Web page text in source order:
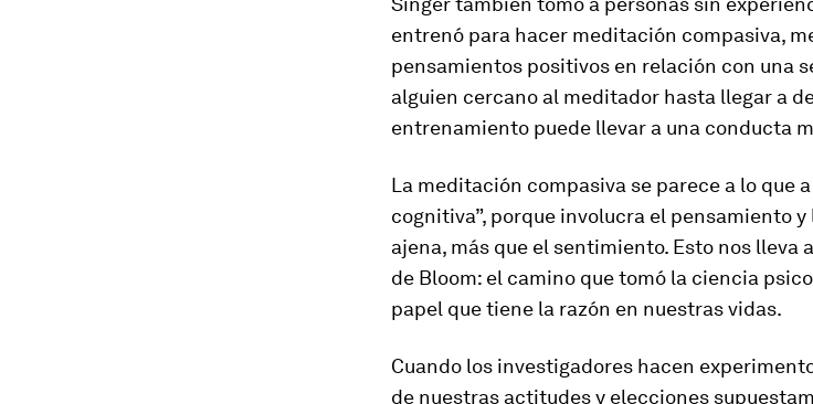
entrenó para hacer meditación compasiva,
pensamientos positivos en relación con una
alguien cercano al meditador hasta llegar a
entrenamiento puede llevar a una conducta
La meditación compasiva se parece a lo que
cognitiva”, porque involucra el pensamiento
ajena, más que el sentimiento. Esto nos
de Bloom: el camino que tomó la ciencia
papel que tiene la razón en nuestras vidas.
Cuando los investigadores hacen
de nuestras actitudes y elecciones